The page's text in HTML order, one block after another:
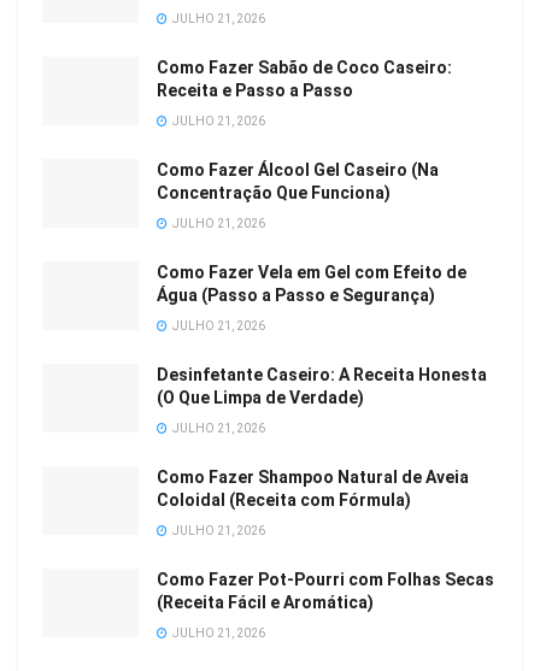
JULHO 21, 2026
Como Fazer Sabão de Coco Caseiro:
Receita e Passo a Passo
JULHO 21, 2026
Como Fazer Álcool Gel Caseiro (Na
Concentração Que Funciona)
JULHO 21, 2026
Como Fazer Vela em Gel com Efeito de
Água (Passo a Passo e Segurança)
JULHO 21, 2026
Desinfetante Caseiro: A Receita Honesta
(O Que Limpa de Verdade)
JULHO 21, 2026
Como Fazer Shampoo Natural de Aveia
Coloidal (Receita com Fórmula)
JULHO 21, 2026
Como Fazer Pot-Pourri com Folhas Secas
(Receita Fácil e Aromática)
JULHO 21, 2026